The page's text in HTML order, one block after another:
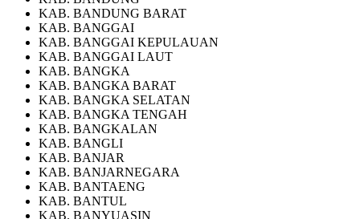
KAB. BANDUNG BARAT
KAB. BANGGAI
KAB. BANGGAI KEPULAUAN
KAB. BANGGAI LAUT
KAB. BANGKA
KAB. BANGKA BARAT
KAB. BANGKA SELATAN
KAB. BANGKA TENGAH
KAB. BANGKALAN
KAB. BANGLI
KAB. BANJAR
KAB. BANJARNEGARA
KAB. BANTAENG
KAB. BANTUL
KAB. BANYUASIN